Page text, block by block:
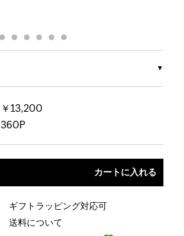
￥13,200
360P
ギフトラッピング対応可
送料について